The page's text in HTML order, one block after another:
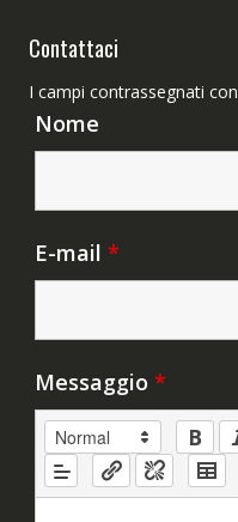
Contattaci
I campi contrassegnati con
Nome
E-mail *
Messaggio *